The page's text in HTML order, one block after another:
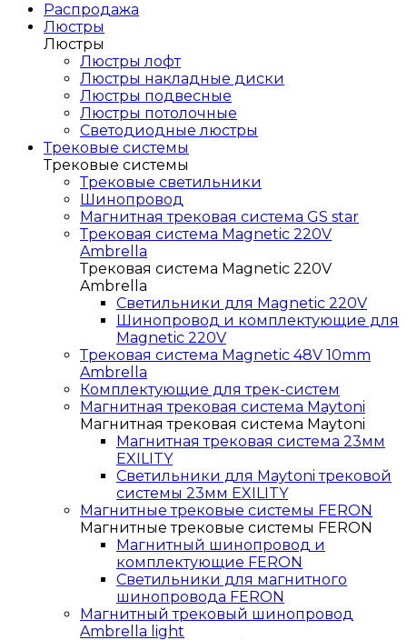
Распродажа
Люстры
Люстры
Люстры лофт
Люстры накладные диски
Люстры подвесные
Люстры потолочные
Светодиодные люстры
Трековые системы
Трековые системы
Трековые светильники
Шинопровод
Магнитная трековая система GS star
Трековая система Magnetic 220V
Ambrella
Трековая система Magnetic 220V
Ambrella
Светильники для Magnetic 220V
Шинопровод и комплектующие для
Magnetic 220V
Трековая система Magnetic 48V 10mm
Ambrella
Комплектующие для трек-систем
Магнитная трековая система Maytoni
Магнитная трековая система Maytoni
Магнитная трековая система 23мм
EXILITY
Светильники для Maytoni трековой
системы 23мм EXILITY
Магнитные трековые системы FERON
Магнитные трековые системы FERON
Магнитный шинопровод и
комплектующие FERON
Светильники для магнитного
шинопровода FERON
Магнитный трековый шинопровод
Ambrella light